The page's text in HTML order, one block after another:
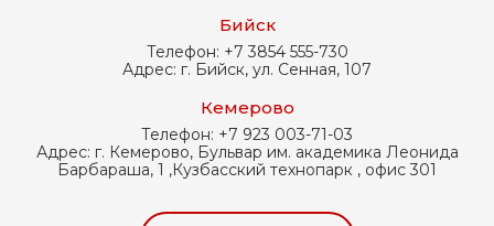
Бийск
Телефон: +7 3854 555-730
Адрес: г. Бийск, ул. Сенная, 107
Кемерово
Телефон: +7 923 003-71-03
Адрес: г. Кемерово, Бульвар им. академика Леонида
Барбараша, 1 ,Кузбасский технопарк , офис 301